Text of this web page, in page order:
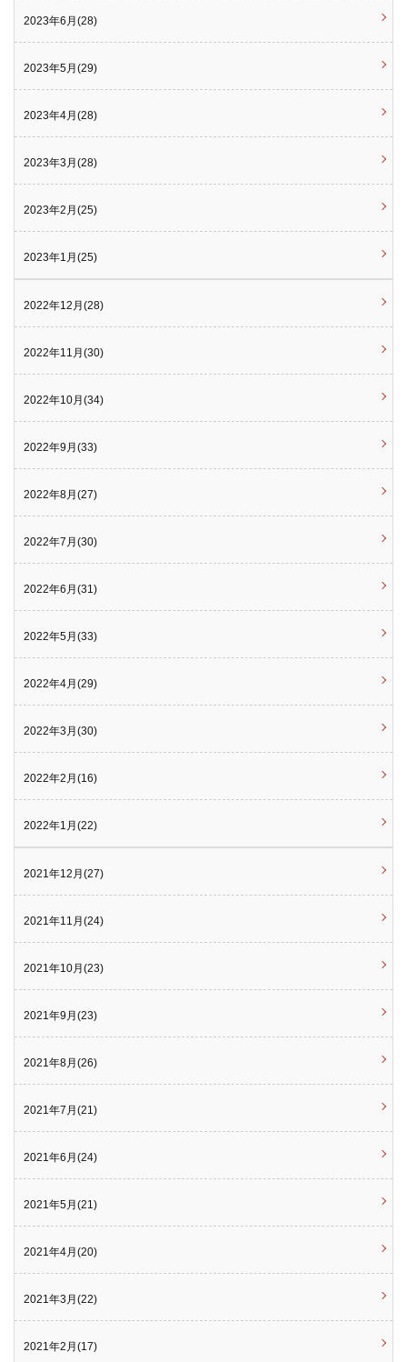
2023年6月(28)
2023年5月(29)
2023年4月(28)
2023年3月(28)
2023年2月(25)
2023年1月(25)
2022年12月(28)
2022年11月(30)
2022年10月(34)
2022年9月(33)
2022年8月(27)
2022年7月(30)
2022年6月(31)
2022年5月(33)
2022年4月(29)
2022年3月(30)
2022年2月(16)
2022年1月(22)
2021年12月(27)
2021年11月(24)
2021年10月(23)
2021年9月(23)
2021年8月(26)
2021年7月(21)
2021年6月(24)
2021年5月(21)
2021年4月(20)
2021年3月(22)
2021年2月(17)